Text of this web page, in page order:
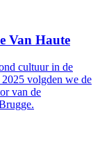
Van Haute
cultuur in de
volgden we de
van de